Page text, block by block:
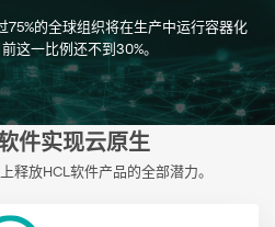
的全球组织将在生产中运行容器化
这一比例还不到30%。
件实现云原生
释放HCL软件产品的全部潜力。